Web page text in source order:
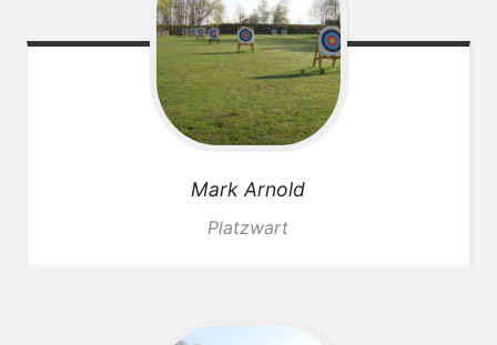
Mark Arnold
Platzwart